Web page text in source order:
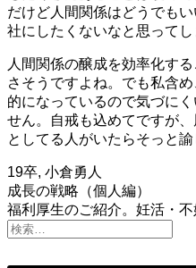
だけど人間関係はどうでも
社にしたくないなと思ってし
人間関係の醸成を効率化す
さそうですよね。でも私含
的になっているので気づに
せん。自戒も込めてですが
としてる人がいたらそっと諭
19卒, 小倉勇人
投
稿
成長の戦略（個人編）
福利厚生のご紹介。妊活・